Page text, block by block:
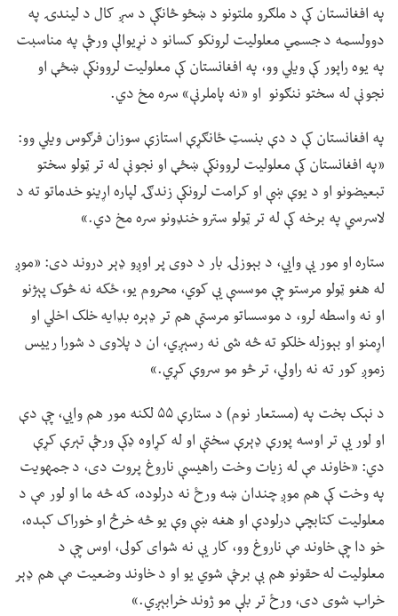
په افغانستان کې د ملګرو ملتونو د ښځو څانګې د سږ کال د لیندۍ په
دوولسمه د جسمي معلولیت لرونکو کسانو د نړیوالې ورځې په مناسبت
په یوه راپور کې ویلي وو، په افغانستان کې معلولیت لروونکې ښځې او
نجونې له سختو ننګونو او «نه پاملرنې» سره مخ دي.
په افغانستان کې د دې بنسټ ځانګړې استازې سوزان فرګوس ویلي وو:
«په افغانستان کې معلولیت لروونکې ښځې او نجونې له تر ټولو سختو
تبعیضونو او د یوې ښې او کرامت لرونکې زندګۍ لپاره اړینو خدماتو ته د
لاسرسي په برخه کې له تر ټولو سترو خنډونو سره مخ دي.»
ستاره او مور یې وايي، د بېوزلۍ بار د دوی پر اوږو ډېر دروند دی: «موږ
له هغو ټولو مرستو چې موسسې یې کوي، محروم یو، ځکه نه څوک پېژنو
او نه واسطه لرو، د موسساتو مرستې هم تر ډېره بډایه خلک اخلي او
اړمنو او بېوزله خلکو ته څه شی نه رسېږي، ان د پلاوی د شورا رییس
زموږ کور ته نه راولي، تر څو مو سروې کړي.»
د نېک بخت په (مستعار نوم) د ستارې ۵۵ لکنه مور هم وايي، چې دې
او لور یې تر اوسه پورې ډېرې سختې او له کړاوه ډکې ورځې تېرې کړې
دي: «خاوند مې له زیات وخت راهیسې ناروغ پروت دی، د جمهویت
په وخت کې هم موږ چندان ښه ورځ نه درلوده، که څه ما او لور مې د
معلولیت کتابچې درلودې او هغه ښې وې یو څه خرڅ او خوراک کېده،
خو دا چې خاوند مې ناروغ وو، کار یې نه شوای کولی، اوس چې د
معلولیت له حقونو هم بې برخې شوي یو او د خاوند وضعیت مې هم ډېر
خراب شوی دی، ورځ تر بلې مو ژوند خرابېږي.»